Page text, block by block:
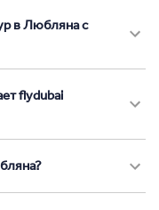
в Любляна с
flydubai